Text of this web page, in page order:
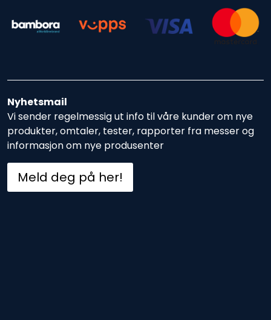
Nyhetsmail
Vi sender regelmessig ut info til våre kunder om nye
produkter, omtaler, tester, rapporter fra messer og
informasjon om nye produsenter
Meld deg på her!